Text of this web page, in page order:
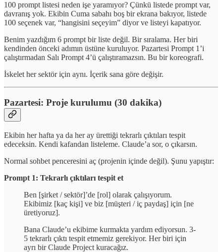
100 prompt listesi neden işe yaramıyor? Çünkü listede prompt var,
davranış yok. Ekibin Cuma sabahı boş bir ekrana bakıyor, listede
100 seçenek var, “hangisini seçeyim” diyor ve listeyi kapatıyor.
Benim yazdığım 6 prompt bir liste değil. Bir sıralama. Her biri
kendinden önceki adımın üstüne kuruluyor. Pazartesi Prompt 1’i
çalıştırmadan Salı Prompt 4’ü çalıştıramazsın. Bu bir koreografi.
İskelet her sektör için aynı. İçerik sana göre değişir.
Pazartesi: Proje kurulumu (30 dakika)
Ekibin her hafta ya da her ay ürettiği tekrarlı çıktıları tespit
edeceksin. Kendi kafandan listeleme. Claude’a sor, o çıkarsın.
Normal sohbet penceresini aç (projenin içinde değil). Şunu yapıştır:
Prompt 1: Tekrarlı çıktıları tespit et
Ben [şirket / sektör]’de [rol] olarak çalışıyorum.
Ekibimiz [kaç kişi] ve biz [müşteri / iç paydaş] için [ne
üretiyoruz].
Bana Claude’u ekibime kurmakta yardım ediyorsun. 3-
5 tekrarlı çıktı tespit etmemiz gerekiyor. Her biri için
ayrı bir Claude Project kuracağız.